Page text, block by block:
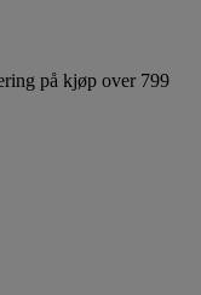
på kjøp over 799